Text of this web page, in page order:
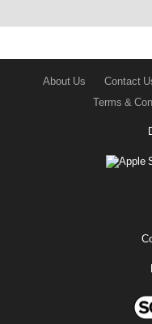
About Us Contact
Terms &